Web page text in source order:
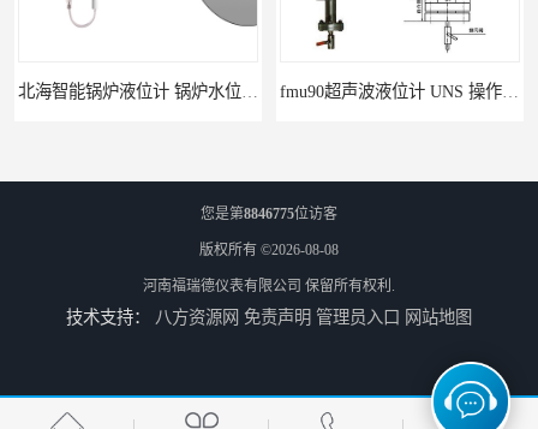
FMP43 润滑油雷达液位计 能够提供定制服务 云南高加智能锅炉汽包液位计 窑头窑尾液位计
您是第8846775位访客
版权所有 ©2026-08-08
河南福瑞德仪表有限公司 保留所有权利.
技术支持： 八方资源网 免责声明 管理员入口 网站地图